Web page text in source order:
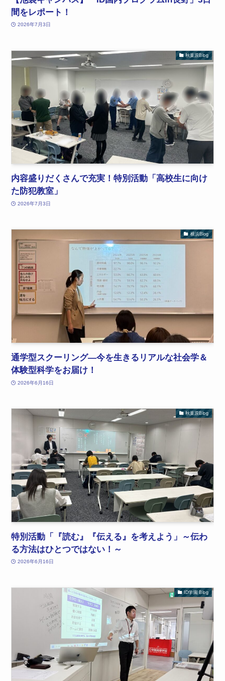
間をレポート！
2026年7月3日
秋葉原Blog
内容盛りだくさんで充実！特別活動「高校生に向け
た防犯教室」
2026年7月3日
横浜Blog
通学型スクーリング―今を生きるリアルな社会学＆
体験型科学をお届け！
2026年6月16日
秋葉原Blog
特別活動「『読む』『伝える』を考えよう」～伝わ
る方法はひとつではない！～
2026年6月16日
ID学園 Blog